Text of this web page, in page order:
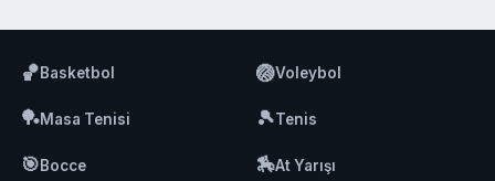
🏀Basketbol 🏐Voleybol
🏓Masa Tenisi 🎾Tenis
🎯Bocce 🏇At Yarışı